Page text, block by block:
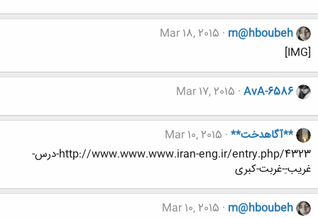
m@hboubeh
Mar 18, 2015
[IMG]
AvA-6586
Mar 17, 2015
**آگاهدخت** Mar 10, 2015
http://www.www.www.iran-eng.ir/entry.php/4323-درس-
غریب-ِ-غربت-کبری
m@hboubeh
Mar 10, 2015